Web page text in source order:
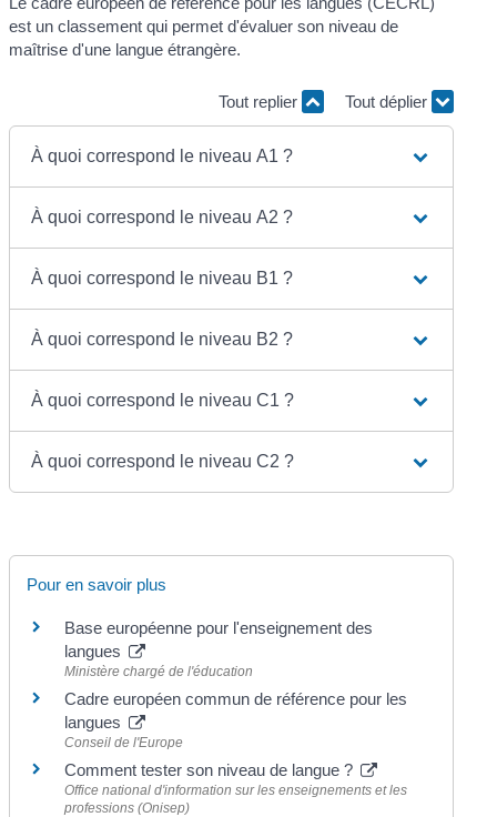
est un classement qui permet d'évaluer son niveau de
maîtrise d'une langue étrangère.
Tout replier Tout déplier
À quoi correspond le niveau A1 ?
À quoi correspond le niveau A2 ?
À quoi correspond le niveau B1 ?
À quoi correspond le niveau B2 ?
À quoi correspond le niveau C1 ?
À quoi correspond le niveau C2 ?
Pour en savoir plus
Base européenne pour l'enseignement des
langues
Ministère chargé de l'éducation
Cadre européen commun de référence pour les
langues
Conseil de l'Europe
Comment tester son niveau de langue ?
Office national d'information sur les enseignements et les
professions (Onisep)